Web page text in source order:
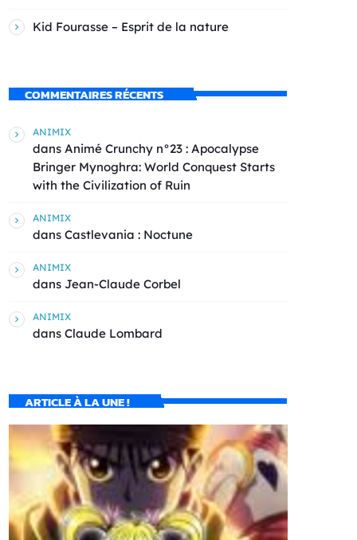
Kid Fourasse – Esprit de la nature
COMMENTAIRES RÉCENTS
ANIMIX
dans Animé Crunchy n°23 : Apocalypse
Bringer Mynoghra: World Conquest Starts
with the Civilization of Ruin
ANIMIX
dans Castlevania : Noctune
ANIMIX
dans Jean-Claude Corbel
ANIMIX
dans Claude Lombard
ARTICLE À LA UNE !